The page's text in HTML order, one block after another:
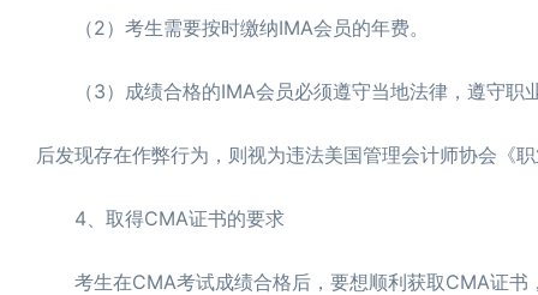
（2）考生需要按时缴纳IMA会员的年费。
（3）成绩合格的IMA会员必须遵守当地法律，遵守职
后发现存在作弊行为，则视为违法美国管理会计师协会《
4、取得CMA证书的要求
考生在CMA考试成绩合格后，要想顺利获取CMA证书